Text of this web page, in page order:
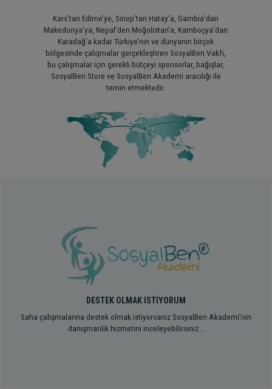
Kars’tan Edirne’ye, Sinop’tan Hatay’a, Gambia’dan
Makedonya’ya, Nepal’den Moğolistan’a, Kamboçya’dan
Karadağ’a kadar Türkiye’nin ve dünyanın birçok
bölgesinde çalışmalar gerçekleştiren SosyalBen Vakfı,
bu çalışmalar için gerekli bütçeyi sponsorlar, bağışlar,
SosyalBen Store ve SosyalBen Akademi aracılığı ile
temin etmektedir.
DESTEK OLMAK İSTİYORUM
Saha çalışmalarına destek olmak istiyorsanız SosyalBen Akademi'nin
danışmanlık hizmetini inceleyebilirsiniz...